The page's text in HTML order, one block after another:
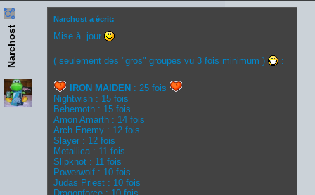
Narchost
Narchost a écrit:
Mise à jour
( seulement des "gros" groupes vu 3 fois minimum ) :
IRON MAIDEN : 25 fois
Nightwish : 15 fois
Behemoth : 15 fois
Amon Amarth : 14 fois
Arch Enemy : 12 fois
Slayer : 12 fois
Metallica : 11 fois
Slipknot : 11 fois
Powerwolf : 10 fois
Judas Priest : 10 fois